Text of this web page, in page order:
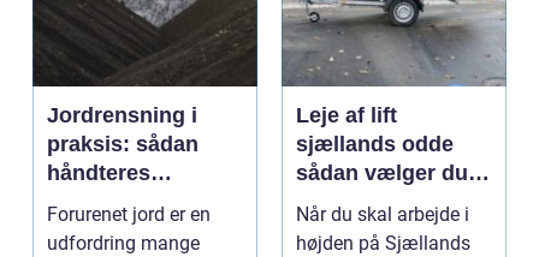
Jordrensning i
praksis: sådan
håndteres
forurenet jord
ansvarligt
Forurenet jord er en
udfordring mange
Leje af lift
sjællands odde
sådan vælger du
den rigtige løsning
Når du skal arbejde i
højden på Sjællands